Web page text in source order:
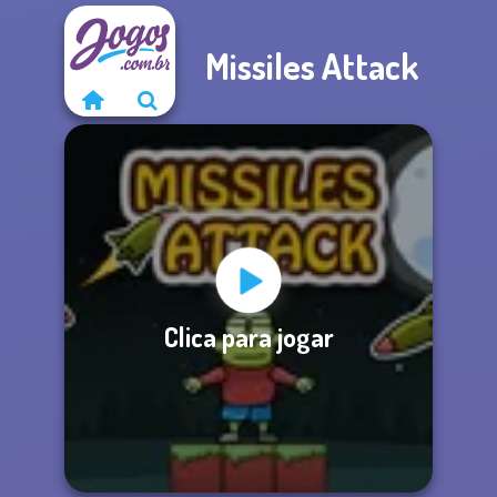
Missiles Attack
Clica para jogar